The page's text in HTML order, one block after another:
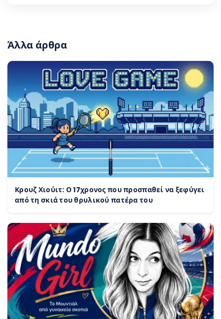
Άλλα άρθρα
Κρουζ Χιούιτ: Ο 17χρονος που προσπαθεί να ξεφύγει
από τη σκιά του θρυλικού πατέρα του